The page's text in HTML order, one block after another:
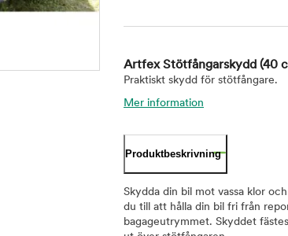
Artfex Stötfångarskydd (40
Praktiskt skydd för stötfångare.
Mer information
Produktbeskrivning
Skydda din bil mot vassa klor
du till att hålla din bil fri från
bagageutrymmet. Skyddet